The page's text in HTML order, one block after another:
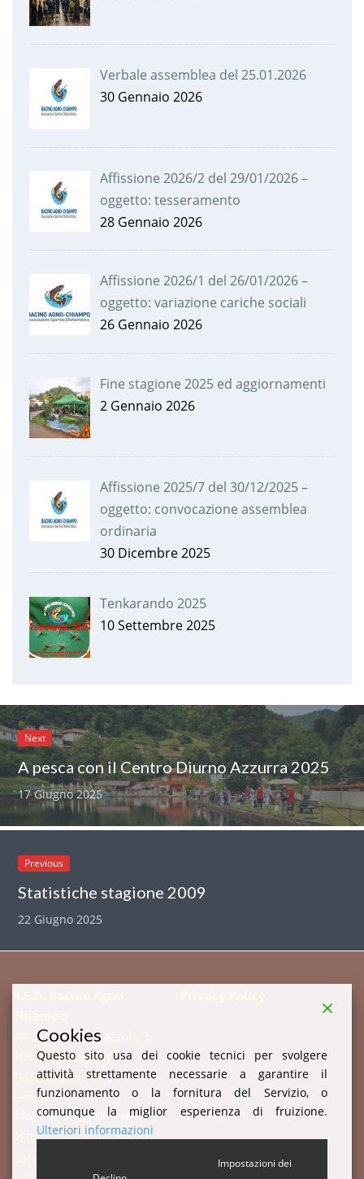
Verbale assemblea del 25.01.2026
30 Gennaio 2026
Affissione 2026/2 del 29/01/2026 –
oggetto: tesseramento
28 Gennaio 2026
Affissione 2026/1 del 26/01/2026 –
oggetto: variazione cariche sociali
26 Gennaio 2026
Fine stagione 2025 ed aggiornamenti
2 Gennaio 2026
Affissione 2025/7 del 30/12/2025 –
oggetto: convocazione assemblea
ordinaria
30 Dicembre 2025
Tenkarando 2025
10 Settembre 2025
Next
A pesca con il Centro Diurno Azzurra 2025
17 Giugno 2025
Previous
Statistiche stagione 2009
22 Giugno 2025
Via Don Enrico Tazzoli, 3,
36078 Valdagno (VI)
Tel. (+39) 348 003 3857
E-mail:
Cookies
Questo sito usa dei cookie tecnici per svolgere
attività strettamente necessarie a garantire il
funzionamento o la fornitura del Servizio, o
comunque la miglior esperienza di fruizione.
Ulteriori informazioni
Impostazioni dei